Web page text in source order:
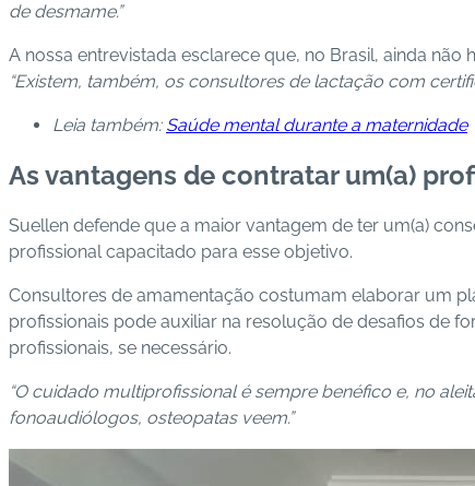
de desmame.”
A nossa entrevistada esclarece que, no Brasil, ainda
“Existem, também, os consultores de lactação com
Leia também: Saúde mental durante a maternidade
As vantagens de contratar um(a)
Suellen defende que a maior vantagem de ter um(a)
profissional capacitado para esse objetivo.
Consultores de amamentação costumam elaborar um
profissionais pode auxiliar na resolução de desafios de
profissionais, se necessário.
“O cuidado multiprofissional é sempre benéfico e, no
fonoaudiólogos, osteopatas veem.”